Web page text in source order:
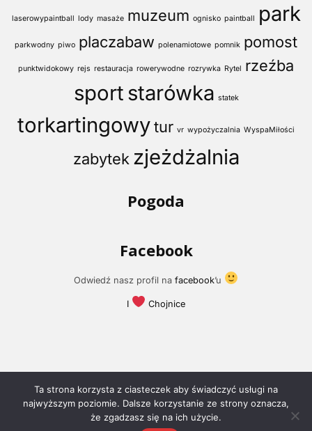
laserowypaintball lody masaże muzeum ognisko paintball park
parkwodny piwo placzabaw polenamiotowe pomnik pomost
punktwidokowy rejs restauracja rowerywodne rozrywka Rytel rzeźba
sport starówka statek
torkartingowytur vr wypożyczalnia WyspaMiłości
zabytek zjeżdżalnia
Pogoda
Facebook
Odwiedź nasz profil nafacebook’u
I Chojnice
© 2018 - I Love Chojnice
Ta strona korzysta z ciasteczek aby świadczyć usługi na
najwyższym poziomie. Dalsze korzystanie ze strony oznacza,
że zgadzasz się na ich użycie.